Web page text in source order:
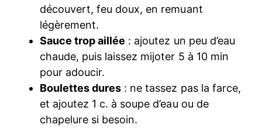
découvert, feu doux, en remuant
légèrement.
Sauce trop aillée : ajoutez un peu d’eau
chaude, puis laissez mijoter 5 à 10 min
pour adoucir.
Boulettes dures : ne tassez pas la farce,
et ajoutez 1 c. à soupe d’eau ou de
chapelure si besoin.